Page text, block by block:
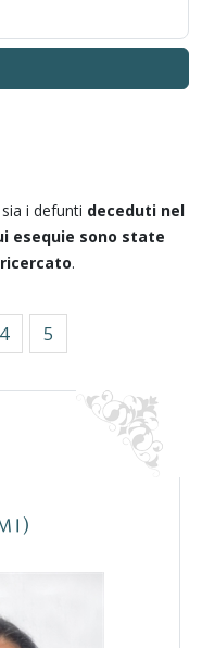
i defunti deceduti nel
esequie sono state
.
4 5